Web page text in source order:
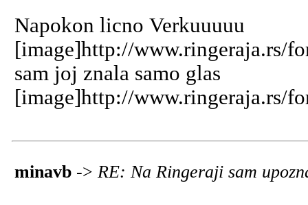
Napokon licno Verkuuuuu
[image]http://www.ringeraja.rs/
sam joj znala samo glas
[image]http://www.ringeraja.rs/
minavb -> RE: Na Ringeraji sam